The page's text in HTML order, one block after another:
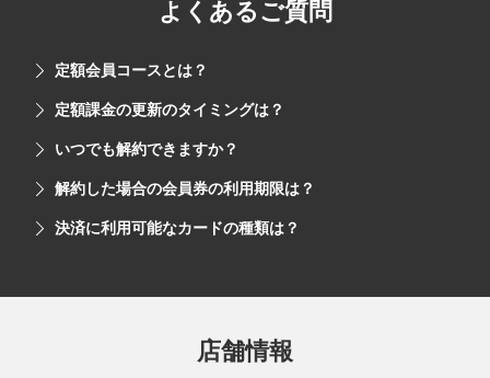
よくあるご質問
定額会員コースとは？
定額課金の更新のタイミングは？
いつでも解約できますか？
解約した場合の会員券の利用期限は？
決済に利用可能なカードの種類は？
店舗情報